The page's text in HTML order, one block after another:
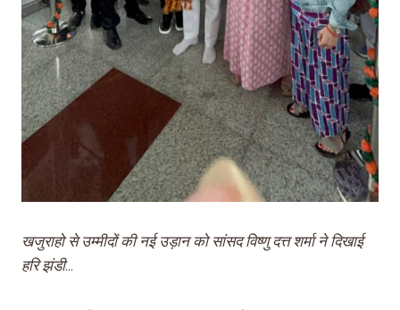
खजुराहो से उम्मीदों की नई उड़ान को सांसद विष्णु दत्त शर्मा ने दिखाई
हरि झंडी…